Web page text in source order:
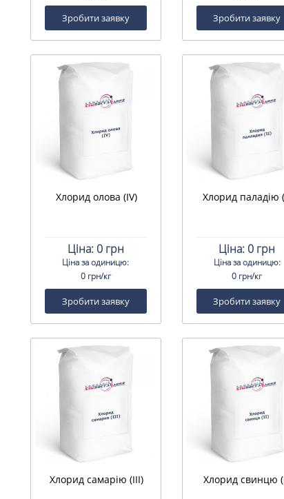
Зробити заявку Зробити заявку
Хлорид олова (IV)
Ціна:0 грн
Ціна за одиницю:
0 грн/кг
Зробити заявку
Хлорид паладію
Ціна: 0 грн
Ціна за одиницю:
0 грн/кг
Зробити заявку
Хлорид самарію (III) Хлорид свинцю